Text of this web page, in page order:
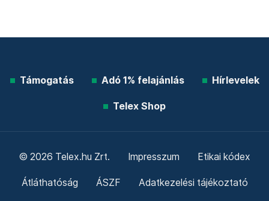
Támogatás Adó 1% felajánlás Hírlevelek
Telex Shop
© 2026 Telex.hu Zrt. Impresszum Etikai kódex
Átláthatóság ÁSZF Adatkezelési tájékoztató